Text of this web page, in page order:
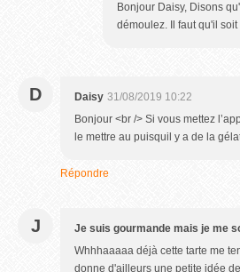
Bonjour Daisy, Disons
démoulez. Il faut qu'il
D Daisy 31/08/2019 10:22
Bonjour <br /> Si vous mettez
le mettre au puisquil y a de la
Répondre
J Je suis gourmande mais je me
Whhhaaaaa déjà cette tarte me
donne d'ailleurs une petite idée